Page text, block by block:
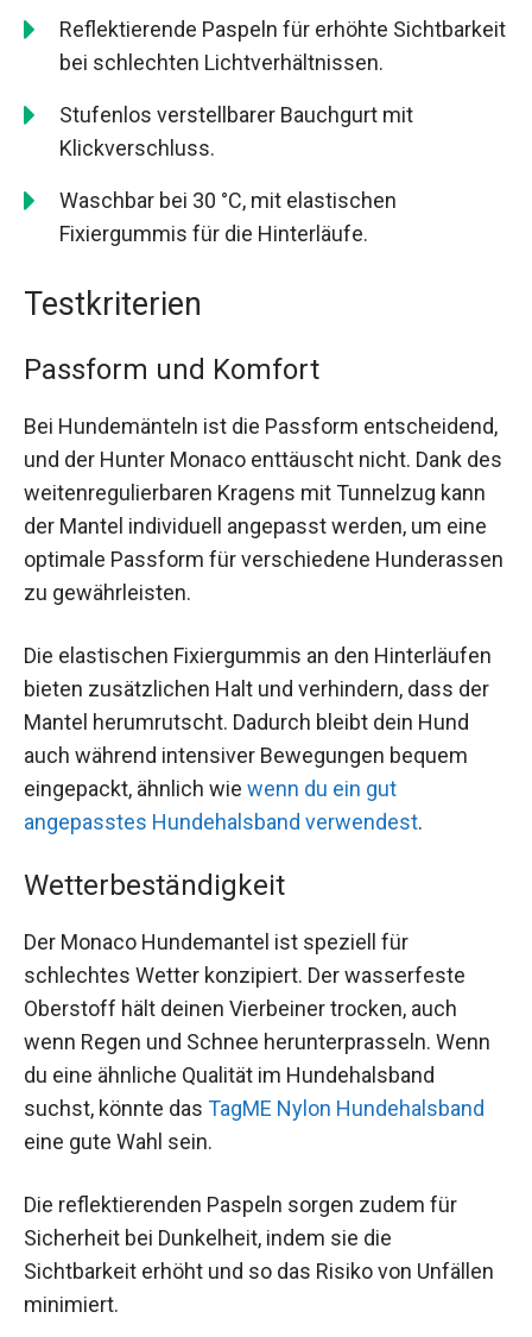
Reflektierende Paspeln für erhöhte Sichtbarkeit
bei schlechten Lichtverhältnissen.
Stufenlos verstellbarer Bauchgurt mit
Klickverschluss.
Waschbar bei 30 °C, mit elastischen
Fixiergummis für die Hinterläufe.
Testkriterien
Passform und Komfort
Bei Hundemänteln ist die Passform entscheidend,
und der Hunter Monaco enttäuscht nicht. Dank des
weitenregulierbaren Kragens mit Tunnelzug kann
der Mantel individuell angepasst werden, um eine
optimale Passform für verschiedene Hunderassen
zu gewährleisten.
Die elastischen Fixiergummis an den Hinterläufen
bieten zusätzlichen Halt und verhindern, dass der
Mantel herumrutscht. Dadurch bleibt dein Hund
auch während intensiver Bewegungen bequem
eingepackt, ähnlich wie wenn du ein gut
angepasstes Hundehalsband verwendest.
Wetterbeständigkeit
Der Monaco Hundemantel ist speziell für
schlechtes Wetter konzipiert. Der wasserfeste
Oberstoff hält deinen Vierbeiner trocken, auch
wenn Regen und Schnee herunterprasseln. Wenn
du eine ähnliche Qualität im Hundehalsband
suchst, könnte das TagME Nylon Hundehalsband
eine gute Wahl sein.
Die reflektierenden Paspeln sorgen zudem für
Sicherheit bei Dunkelheit, indem sie die
Sichtbarkeit erhöht und so das Risiko von Unfällen
minimiert.